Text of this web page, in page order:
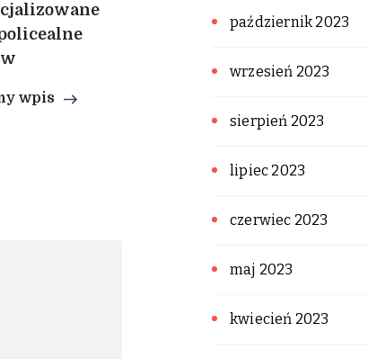
wpis
październik 2023
wrzesień 2023
sierpień 2023
lipiec 2023
czerwiec 2023
maj 2023
kwiecień 2023